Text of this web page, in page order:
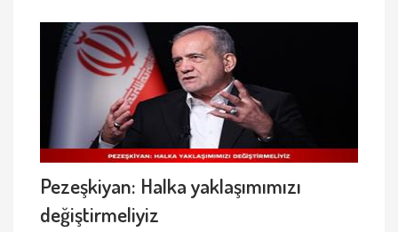
Pezeşkiyan: Halka yaklaşımımızı
değiştirmeliyiz